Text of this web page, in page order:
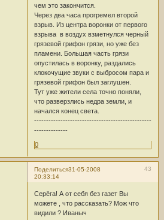
чем это закончится.
Через два часа прогремел второй
взрыв. Из центра воронки от первого
взрыва в воздух взметнулся черный
грязевой грифон грязи, но уже без
пламени. Большая часть грязи
опустилась в воронку, раздались
клокочущие звуки с выбросом пара и
грязевой грифон был заглушен.
Тут уже жители села точно поняли,
что разверзлись недра земли, и
начался конец света.
-------------------------------------------------
--------------
0
Поделиться 43
31-05-2008
20:33:14
Серёга! А от себя без газет Вы
можете , что рассказать? Мож что
видили ? Иваныч